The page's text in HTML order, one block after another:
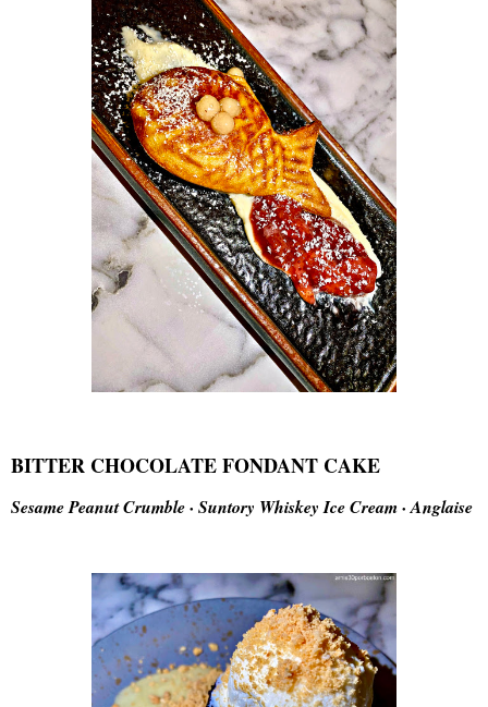
BITTER CHOCOLATE FONDANT CAKE
Sesame Peanut Crumble · Suntory Whiskey Ice Cream · Anglaise